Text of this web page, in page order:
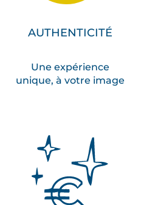
AUTHENTICITÉ
Une expérience
unique, à votre image